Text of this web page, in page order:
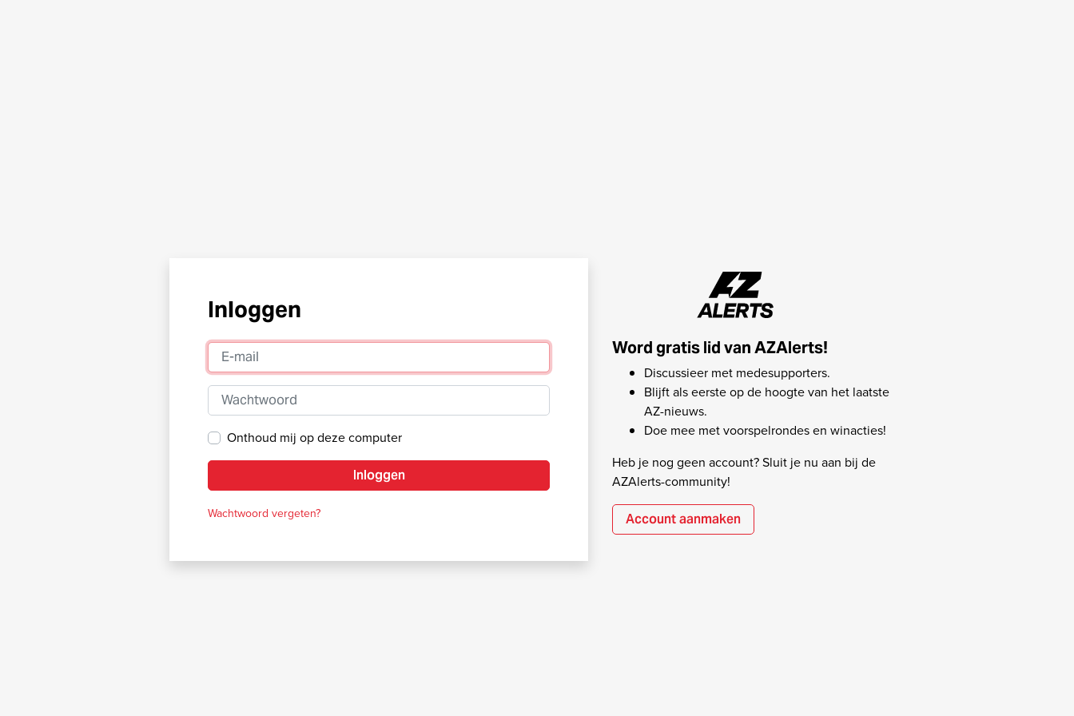
Inloggen
E-mail
Wachtwoord
Onthoud mij op deze computer
Inloggen
Wachtwoord vergeten?
Word gratis lid van AZAlerts!
Discussieer met medesupporters.
Blijft als eerste op de hoogte van het laatste
AZ-nieuws.
Doe mee met voorspelrondes en winacties!
Heb je nog geen account? Sluit je nu aan bij de
AZAlerts-community!
Account aanmaken